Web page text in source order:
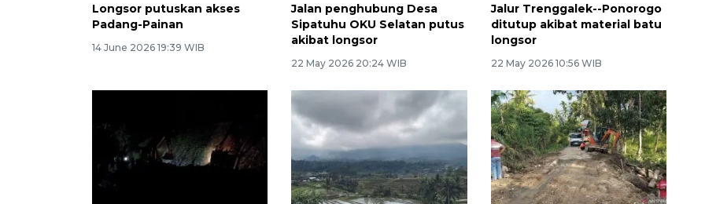
Longsor putuskan akses
Padang-Painan
14 June 2026 19:39 WIB
Jalan penghubung Desa
Sipatuhu OKU Selatan putus
akibat longsor
22 May 2026 20:24 WIB
Jalur Trenggalek--Ponorogo
ditutup akibat material batu
longsor
22 May 2026 10:56 WIB